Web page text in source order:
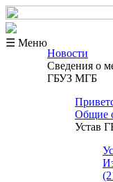
☰ Меню
Новости
Сведения о
ГБУЗ МГБ
Общие
Устав